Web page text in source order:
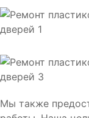
Мы также